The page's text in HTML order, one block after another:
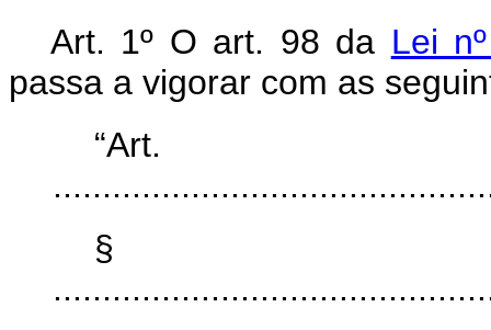
Art. 1º O art. 98 da Lei
passa a vigorar com as
§